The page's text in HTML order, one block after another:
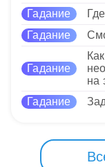
подхода к
проектам.
32 Нравится
Гадание
Гадание
Гадание
на
Гадание